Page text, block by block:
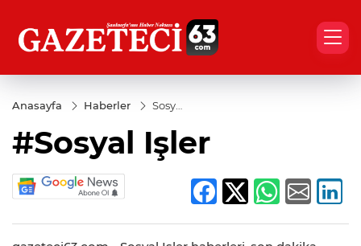
Anasayfa Haberler
Sosyal
#Sosyal Işler